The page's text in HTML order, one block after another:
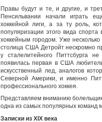
Правы будут и те, и другие, и
Пенсильвании начали играть
хоккейной лиги, а за ту роль,
популяризации этого вида
хоккейным городом. Уже
столица США Детройт нескромно
у сталелитейного Питтсбурга
появилась первая в США
искусственный лед, аналогов
Северной Америки, и именно
профессионального хоккея.
Представляем вниманию
одна из самых популярных команд
Записки из XIX века